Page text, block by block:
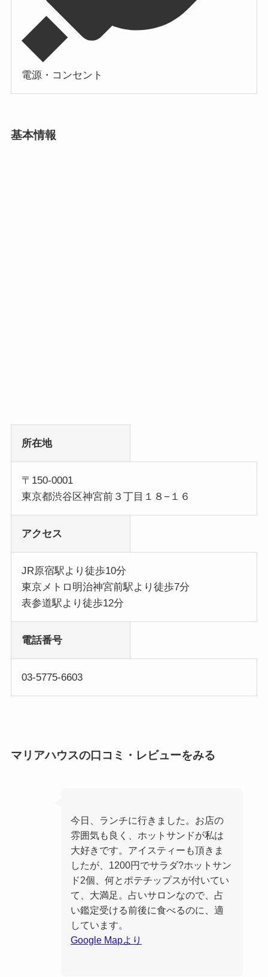
電源・コンセント
基本情報
所在地
〒150-0001
東京都渋谷区神宮前３丁目１８−１６
アクセス
JR原宿駅より徒歩10分
東京メトロ明治神宮前駅より徒歩7分
表参道駅より徒歩12分
電話番号
03-5775-6603
マリアハウスの口コミ・レビューをみる
今日、ランチに行きました。お店の
雰囲気も良く、ホットサンドが私は
大好きです。アイスティーも頂きま
したが、1200円でサラダ?ホットサン
ド2個、何とポテチップスが付いてい
て、大満足。占いサロンなので、占
い鑑定受ける前後に食べるのに、適
しています。
Google Mapより